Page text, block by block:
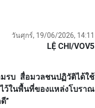
วันศุกร์, 19/06/2026, 14:11
LỆ CHI/VOV5
มรบ สื่อมวลชนปฏิวัติได้ใช้
ว้ในพื้นที่ของแหล่งโบราณ
”